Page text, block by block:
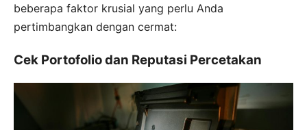
beberapa faktor krusial yang perlu Anda
pertimbangkan dengan cermat:
Cek Portofolio dan Reputasi Percetakan